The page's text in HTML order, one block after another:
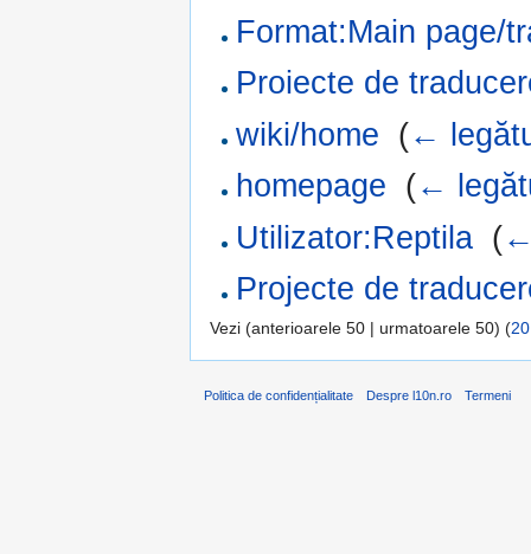
Format:Main page/
Proiecte de
wiki/home (←
homepage (←
Utilizator:Reptila (
Projecte de
Vezi (anterioarele 50 | urmatoarele 50) (20
Politica de confidențialitate Despre l10n.ro Termeni